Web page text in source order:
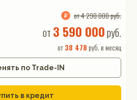
от 4 290 000 руб.
от 3 590 000руб.
от38 478 руб. в месяц
по Trade-IN
в кредит